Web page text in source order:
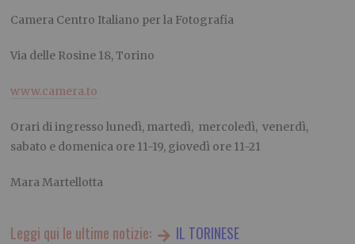
Camera Centro Italiano per la Fotografia
Via delle Rosine 18, Torino
www.camera.to
Orari di ingresso lunedì, martedì, mercoledì, venerdì,
sabato e domenica ore 11-19, giovedì ore 11-21
Mara Martellotta
Leggi qui le ultime notizie: IL TORINESE